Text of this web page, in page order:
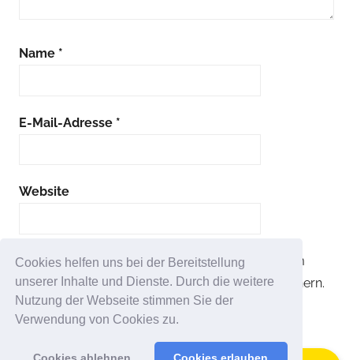
Cookies helfen uns bei der Bereitstellung
unserer Inhalte und Dienste. Durch die weitere
Nutzung der Webseite stimmen Sie der
Verwendung von Cookies zu.
Name *
E-Mail-Adresse *
Website
Name, E-Mail-Adresse und Website in diesem
Browser für meinen nächsten Kommentar speichern.